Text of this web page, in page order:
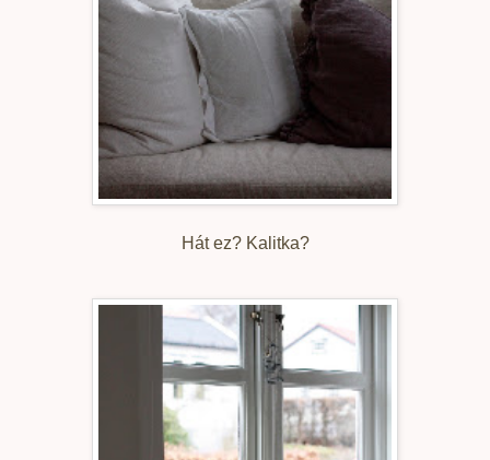
Hát ez? Kalitka?